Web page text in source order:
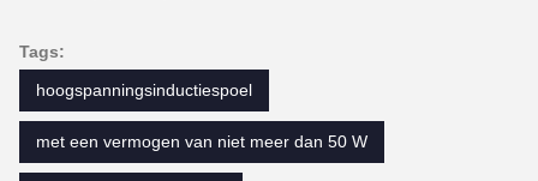
Tags:
hoogspanningsinductiespoel
met een vermogen van niet meer dan 50 W